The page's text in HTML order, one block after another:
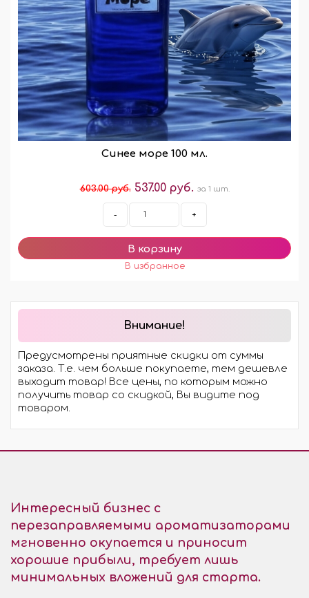
Синее море 100 мл.
603.00 руб. 537.00 руб. за 1 шт.
- +
Внимание!
Предусмотрены приятные скидки от суммы
заказа. Т.е. чем больше покупаете, тем дешевле
выходит товар! Все цены, по которым можно
получить товар со скидкой, Вы видите под
товаром.
Интересный бизнес с
перезаправляемыми ароматизаторами
мгновенно окупается и приносит
хорошие прибыли, требует лишь
минимальных вложений для старта.